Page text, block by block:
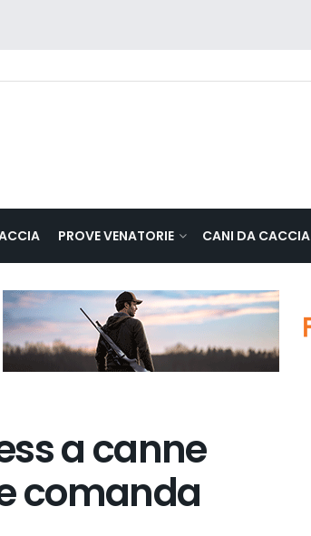
PROVE VENATORIE CANI DA CACCIA
a canne
comanda